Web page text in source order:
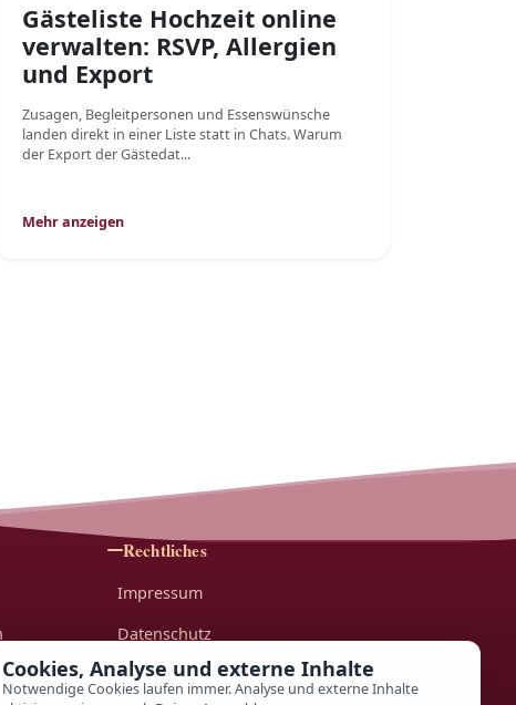
Gästeliste Hochzeit online
verwalten: RSVP, Allergien
und Export
Zusagen, Begleitpersonen und Essenswünsche
landen direkt in einer Liste statt in Chats. Warum
der Export der Gästedat...
Mehr anzeigen
Cookies, Analyse und externe Inhalte
Notwendige Cookies laufen immer. Analyse und externe Inhalte
Rechtliches
Impressum
Datenschutz
AGB